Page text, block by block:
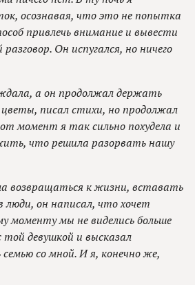
осознавая, что это не попытка
привлечь внимание и вывести
Он испугался, но ничего
а он продолжал держать
писал стихи, но продолжал
момент я так сильно похудела и
что решила разорвать нашу
возвращаться к жизни, вставать
люди, он написал, что хочет
моменту мы не виделись больше
той девушкой и высказал
со мной. И я, конечно же,